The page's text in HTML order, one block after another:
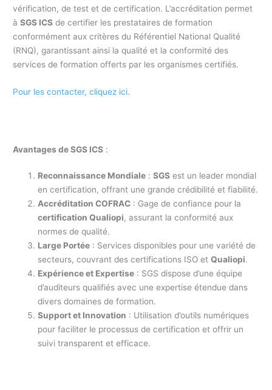
vérification, de test et de certification. L’accréditation permet
àSGS ICS de certifier les prestataires de formation
conformément aux critères du Référentiel National Qualité
(RNQ), garantissant ainsi la qualité et la conformité des
services de formation offerts par les organismes certifiés.
Pour les contacter, cliquez ici.
Avantages de SGS ICS :
Reconnaissance Mondiale :SGS est un leader mondial
en certification, offrant une grande crédibilité et fiabilité.
Accréditation COFRAC : Gage de confiance pour la
certification Qualiopi, assurant la conformité aux
normes de qualité.
Large Portée : Services disponibles pour une variété de
secteurs, couvrant des certifications ISO etQualiopi.
Expérience et Expertise : SGS dispose d’une équipe
d’auditeurs qualifiés avec une expertise étendue dans
divers domaines de formation.
Support et Innovation : Utilisation d’outils numériques
pour faciliter le processus de certification et offrir un
suivi transparent et efficace.